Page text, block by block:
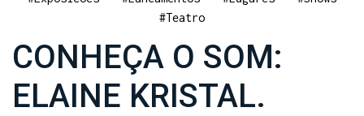
#Teatro
CONHEÇA O SOM:
ELAINE KRISTAL.